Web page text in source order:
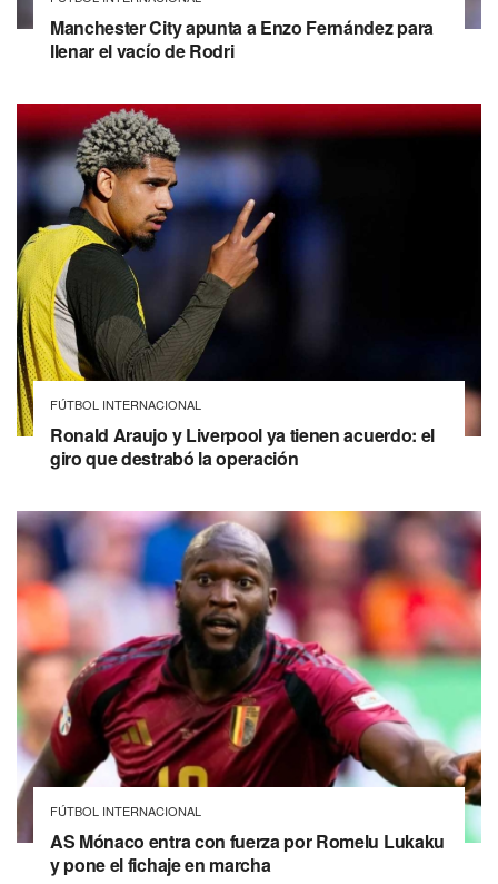
Manchester City apunta a Enzo Fernández para
llenar el vacío de Rodri
FÚTBOL INTERNACIONAL
Ronald Araujo y Liverpool ya tienen acuerdo: el
giro que destrabó la operación
FÚTBOL INTERNACIONAL
AS Mónaco entra con fuerza por Romelu Lukaku
y pone el fichaje en marcha